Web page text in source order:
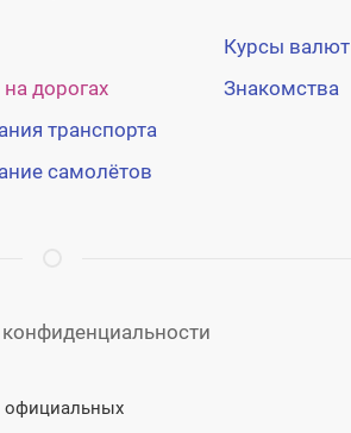
дорогах
транспорта
самолётов
Курсы валют
Знакомства
официальных